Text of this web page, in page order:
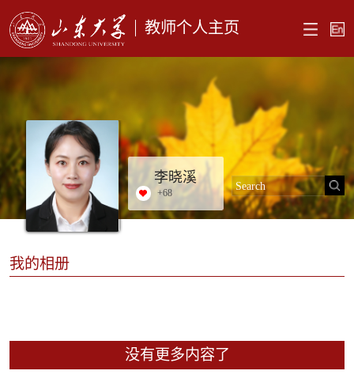
教师个人主页
李晓溪
+68
我的相册
没有更多内容了